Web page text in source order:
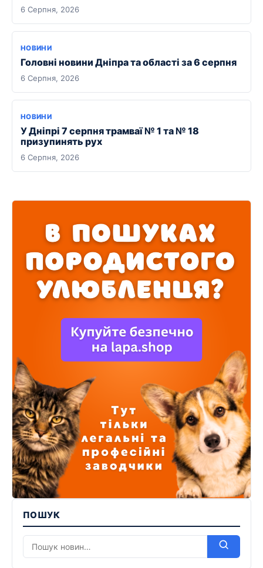
6 Серпня, 2026
НОВИНИ
Головні новини Дніпра та області за 6 серпня
6 Серпня, 2026
НОВИНИ
У Дніпрі 7 серпня трамваї № 1 та № 18
призупинять рух
6 Серпня, 2026
ПОШУК